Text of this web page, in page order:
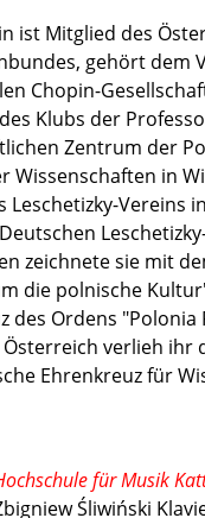
ist Mitglied des
gehört dem
Chopin-
Klubs der
Zentrum der
Wissenschaften in
Leschetizky-Vereins
zeichnete sie mit
die polnische
des Ordens "Polonia
Österreich verlieh ihr
Ehrenkreuz für
für Musik
Śliwiński